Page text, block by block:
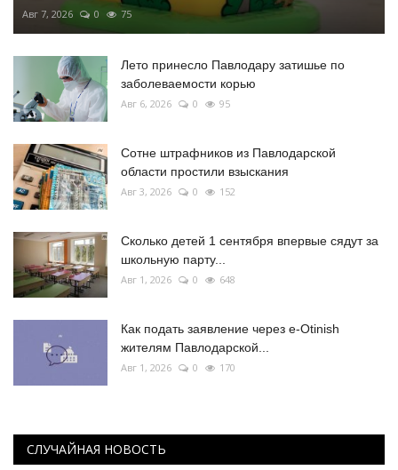
Авг 7, 2026 0 75
Лето принесло Павлодару затишье по
заболеваемости корью
Авг 6, 2026 0 95
Сотне штрафников из Павлодарской
области простили взыскания
Авг 3, 2026 0 152
Сколько детей 1 сентября впервые сядут за
школьную парту...
Авг 1, 2026 0 648
Как подать заявление через e-Otinish
жителям Павлодарской...
Авг 1, 2026 0 170
СЛУЧАЙНАЯ НОВОСТЬ